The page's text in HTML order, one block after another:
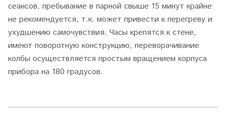
сеансов, пребывание в парной свыше 15 минут крайне
не рекомендуется, т.к. может привести к перегреву и
ухудшению самочувствия. Часы крепятся к стене,
имеют поворотную конструкцию, переворачивание
колбы осуществляется простым вращением корпуса
прибора на 180 градусов.